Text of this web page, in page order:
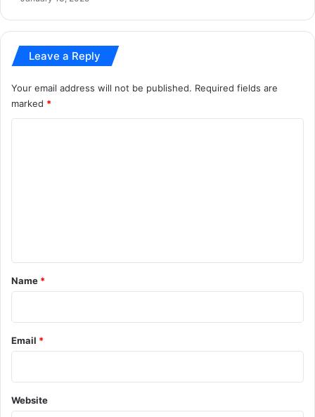
से
ड़ा
Leave a Reply
Your email address will not be published. Required fields are
marked *
*
Name *
Email *
Website